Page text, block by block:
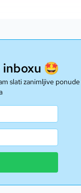
inboxu 🤩
slati zanimljive ponude